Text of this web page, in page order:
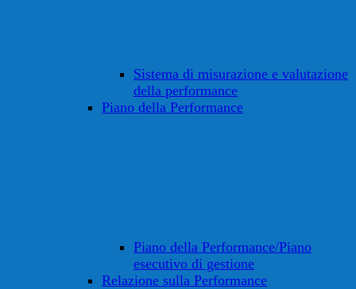
Sistema di misurazione e valutazione
della performance
Piano della Performance
Piano della Performance/Piano
esecutivo di gestione
Relazione sulla Performance